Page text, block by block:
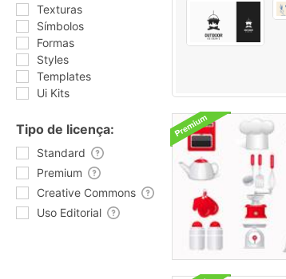
Texturas
Símbolos
Formas
Styles
Templates
Ui Kits
Tipo de licença:
Standard
Premium
Creative Commons
Uso Editorial